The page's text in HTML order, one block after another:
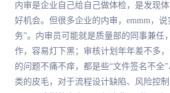
内审是企业自己给自己做体检，是发现
好机会。但很多企业的内审，emmm，
务”。内审员可能就是质量部的同事兼任
作，容易灯下黑；审核计划年年差不多
的问题不痛不痒，都是些“文件签名不全
类的皮毛，对于流程设计缺陷、风险控